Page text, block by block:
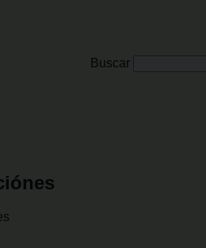
Buscar